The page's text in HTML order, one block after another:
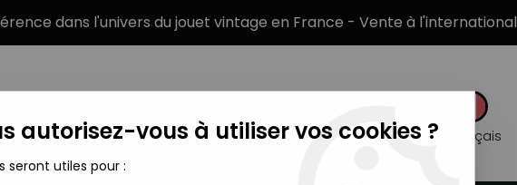
dans l'univers du jouet vintage en France - Vente à l'international
Français
autorisez-vous à utiliser vos cookies ?
seront utiles pour :